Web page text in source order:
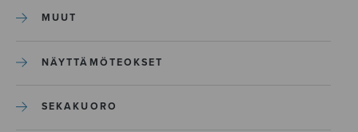
MUUT
NÄYTTÄMÖTEOKSET
SEKAKUORO